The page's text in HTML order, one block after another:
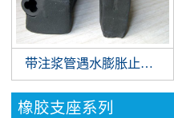
带注浆管遇水膨胀止水条
橡胶支座系列